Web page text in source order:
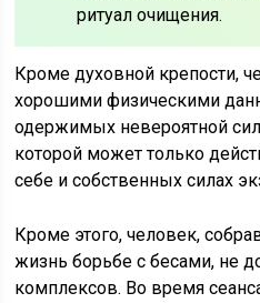
ритуал очищения.
Кроме духовной крепости,
хорошими физическими
одержимых невероятной
которой может только
себе и собственных силах
Кроме этого, человек,
жизнь борьбе с бесами, не
комплексов. Во время